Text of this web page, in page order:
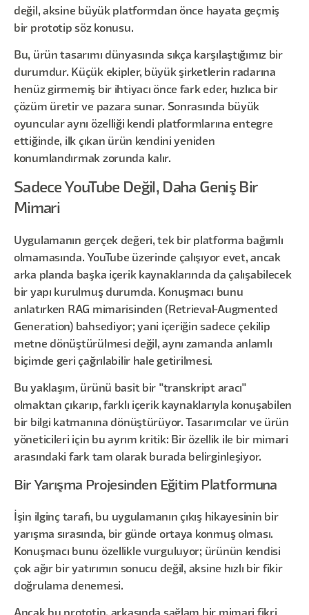
değil, aksine büyük platformdan önce hayata geçmiş
bir prototip söz konusu.
Bu, ürün tasarımı dünyasında sıkça karşılaştığımız bir
durumdur. Küçük ekipler, büyük şirketlerin radarına
henüz girmemiş bir ihtiyacı önce fark eder, hızlıca bir
çözüm üretir ve pazara sunar. Sonrasında büyük
oyuncular aynı özelliği kendi platformlarına entegre
ettiğinde, ilk çıkan ürün kendini yeniden
konumlandırmak zorunda kalır.
Sadece YouTube Değil, Daha Geniş Bir
Mimari
Uygulamanın gerçek değeri, tek bir platforma bağımlı
olmamasında. YouTube üzerinde çalışıyor evet, ancak
arka planda başka içerik kaynaklarında da çalışabilecek
bir yapı kurulmuş durumda. Konuşmacı bunu
anlatırken RAG mimarisinden (Retrieval-Augmented
Generation) bahsediyor; yani içeriğin sadece çekilip
metne dönüştürülmesi değil, aynı zamanda anlamlı
biçimde geri çağrılabilir hale getirilmesi.
Bu yaklaşım, ürünü basit bir "transkript aracı"
olmaktan çıkarıp, farklı içerik kaynaklarıyla konuşabilen
bir bilgi katmanına dönüştürüyor. Tasarımcılar ve ürün
yöneticileri için bu ayrım kritik: Bir özellik ile bir mimari
arasındaki fark tam olarak burada belirginleşiyor.
Bir Yarışma Projesinden Eğitim Platformuna
İşin ilginç tarafı, bu uygulamanın çıkış hikayesinin bir
yarışma sırasında, bir günde ortaya konmuş olması.
Konuşmacı bunu özellikle vurguluyor; ürünün kendisi
çok ağır bir yatırımın sonucu değil, aksine hızlı bir fikir
doğrulama denemesi.